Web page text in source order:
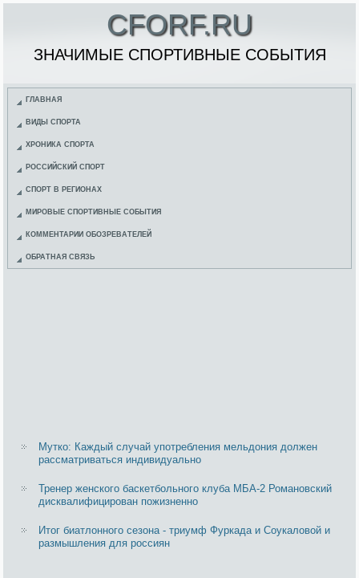
CFORF.RU
ЗНАЧИМЫЕ СПОРТИВНЫЕ СОБЫТИЯ
ГЛАВНАЯ
ВИДЫ СПОРТА
ХРОНИКА СПОРТА
РОССИЙСКИЙ СПОРТ
СПОРТ В РЕГИОНАХ
МИРОВЫЕ СПОРТИВНЫЕ СОБЫТИЯ
КОММЕНТАРИИ ОБОЗРЕВАТЕЛЕЙ
ОБРАТНАЯ СВЯЗЬ
Мутко: Каждый случай употребления мельдония должен
рассматриваться индивидуально
Тренер женского баскетбольного клуба МБА-2 Романовский
дисквалифицирован пожизненно
Итог биатлонного сезона - триумф Фуркада и Соукаловой и
размышления для россиян